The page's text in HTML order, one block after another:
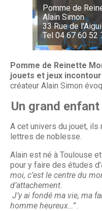
Pomme de
Alain Simon
33 Rue de
Tel 04 67 60 52
Pomme de Reinette
jouets et jeux
créateur Alain Simon
Un grand
A cet univers du jouet,
lettres de noblesse.
Alain est né à Toulouse
pour y faire des études
moi, c’est le centre du
d’attachement.
J’y ai fondé ma vie, ma
homme heureux…”.